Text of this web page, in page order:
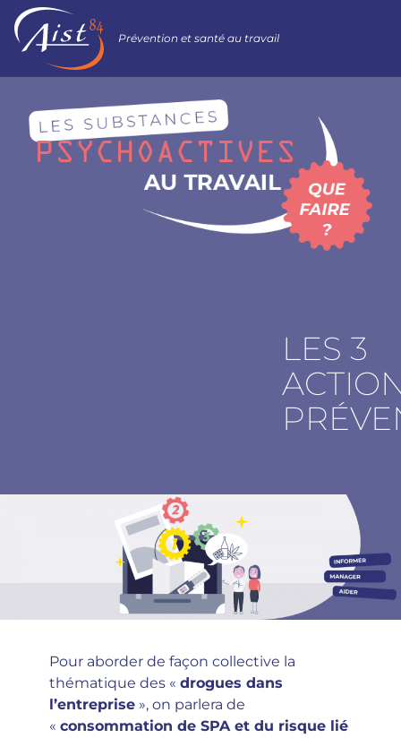
Prévention et santé au travail
LES 3
Pour aborder de façon collective la
thématique des « drogues dans
l’entreprise », on parlera de
« consommation de SPA et du risque lié